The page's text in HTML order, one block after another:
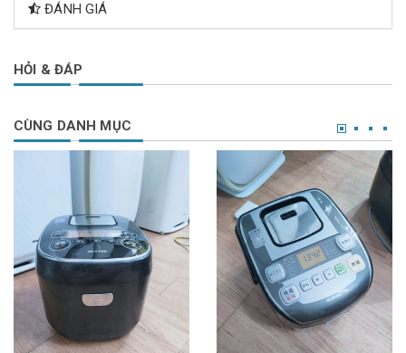
ĐÁNH GIÁ
HỎI & ĐÁP
CÙNG DANH MỤC